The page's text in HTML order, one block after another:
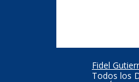
Fidel
Todos los